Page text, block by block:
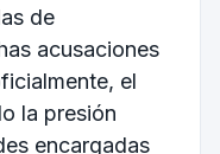
de
acusaciones
el
la presión
encargadas